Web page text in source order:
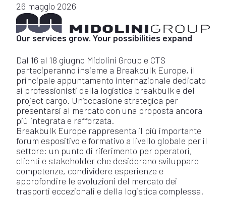
26 maggio 2026
Our services grow. Your possibilities expand
Dal 16 al 18 giugno Midolini Group e CTS
parteciperanno insieme a Breakbulk Europe, il
principale appuntamento internazionale dedicato
ai professionisti della logistica breakbulk e del
project cargo. Un’occasione strategica per
presentarsi al mercato con una proposta ancora
più integrata e rafforzata.
Breakbulk Europe rappresenta il più importante
forum espositivo e formativo a livello globale per il
settore: un punto di riferimento per operatori,
clienti e stakeholder che desiderano sviluppare
competenze, condividere esperienze e
approfondire le evoluzioni del mercato dei
trasporti eccezionali e della logistica complessa.